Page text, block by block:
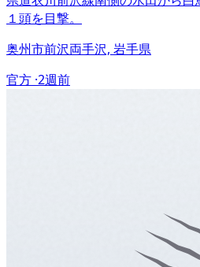
１頭を目撃。
奥州市前沢両手沢, 岩手県
官方 ·2週前